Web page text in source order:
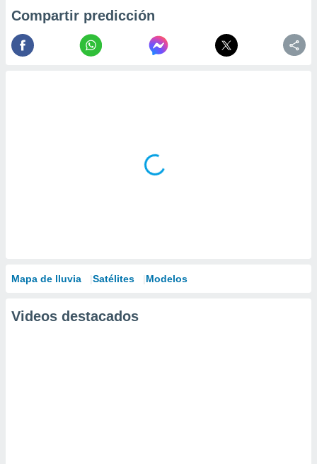
Compartir predicción
Mapa de lluvia Satélites Modelos
Videos destacados